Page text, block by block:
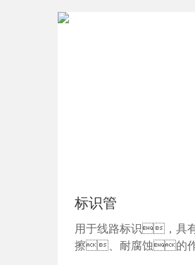
标识管
用于线路标识，具
擦、耐腐蚀的